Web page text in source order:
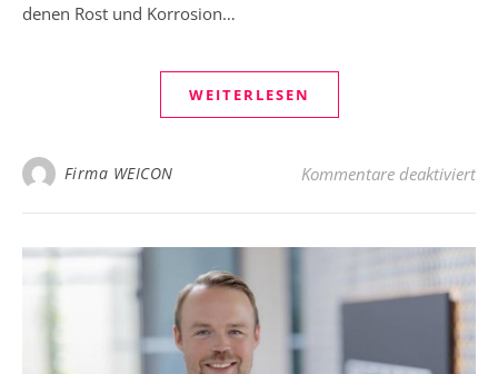
denen Rost und Korrosion…
WEITERLESEN
Firma WEICON Kommentare deaktiviert